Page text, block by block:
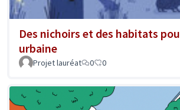
Des nichoirs et des habitats
urbaine
Projet lauréat 0 0